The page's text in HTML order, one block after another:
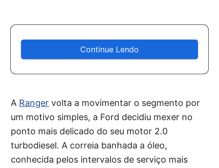
Continue Lendo
A Ranger volta a movimentar o segmento por
um motivo simples, a Ford decidiu mexer no
ponto mais delicado do seu motor 2.0
turbodiesel. A correia banhada a óleo,
conhecida pelos intervalos de serviço mais